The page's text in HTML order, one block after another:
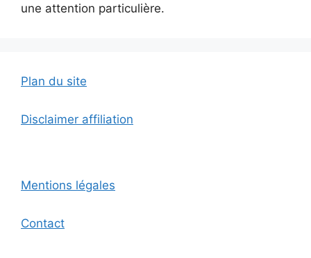
une attention particulière.
Plan du site
Disclaimer affiliation
Mentions légales
Contact